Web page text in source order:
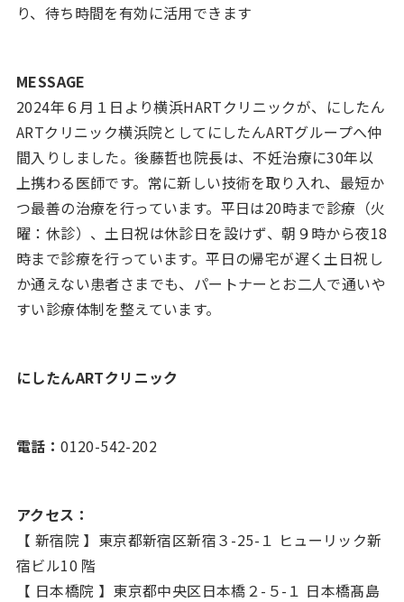
り、待ち時間を有効に活用できます
MESSAGE
2024年６月１日より横浜HARTクリニックが、にしたん
ARTクリニック横浜院としてにしたんARTグループへ仲
間入りしました。後藤哲也院長は、不妊治療に30年以
上携わる医師です。常に新しい技術を取り入れ、最短か
つ最善の治療を行っています。平日は20時まで診療（火
曜：休診）、土日祝は休診日を設けず、朝９時から夜18
時まで診療を行っています。平日の帰宅が遅く土日祝し
か通えない患者さまでも、パートナーとお二人で通いや
すい診療体制を整えています。
にしたんARTクリニック
電話：0120-542-202
アクセス：
【 新宿院 】東京都新宿区新宿３-25-１ ヒューリック新
宿ビル10 階
【 日本橋院 】東京都中央区日本橋２-５-１ 日本橋髙島